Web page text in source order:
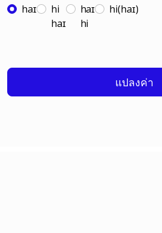
haɪ
hi
haɪ
haɪ
hi
hi(haɪ)
แปลงค่า